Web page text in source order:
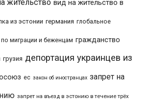
жительство вид на жительство в
из эстонии германия глобальное
миграции и беженцам гражданство
грузия депортация украинцев из
ес закон об иностранцах запрет на
запрет на въезд в эстонию в течение трёх